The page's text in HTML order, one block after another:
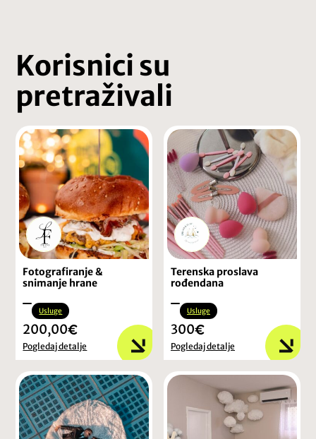
Korisnici su
pretraživali
Fotografiranje &
snimanje hrane
Usluge
200,00
Pogledaj detalje
Terenska proslava
rođendana
Usluge
300
Pogledaj detalje